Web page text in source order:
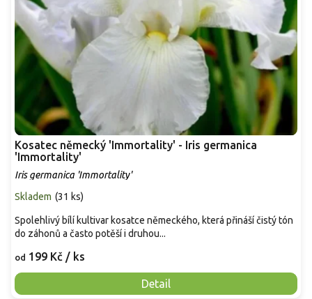
Kosatec německý 'Immortality' - Iris germanica
'Immortality'
Iris germanica 'Immortality'
Skladem (31 ks)
od 199 Kč / ks
Detail
Spolehlivý bílí kultivar kosatce německého, která přináší čistý tón
do záhonů a často potěší i druhou...